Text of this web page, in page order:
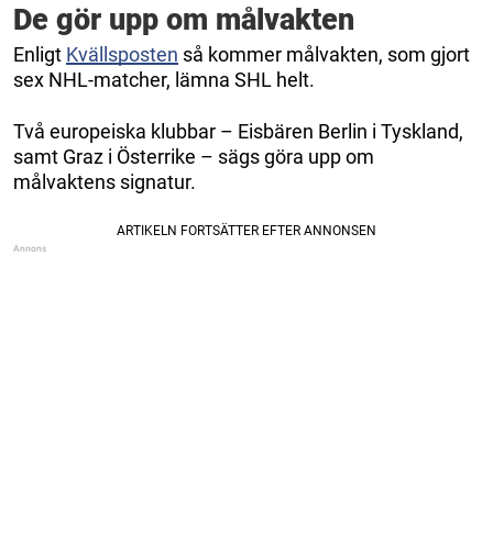
De gör upp om målvakten
Enligt Kvällsposten så kommer målvakten, som gjort
sex NHL-matcher, lämna SHL helt.
Två europeiska klubbar – Eisbären Berlin i Tyskland,
samt Graz i Österrike – sägs göra upp om
målvaktens signatur.